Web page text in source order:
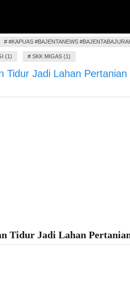
# #KAPUAS #BAJENTANEWS
(1) # SKK MIGAS (1)
Tidur Jadi Lahan Pertanian
Tidur Jadi Lahan